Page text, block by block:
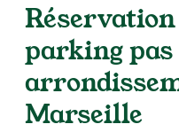
parking pas
Marseille